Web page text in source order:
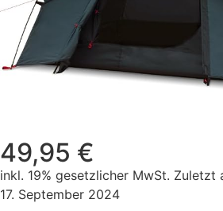
49,95 €
inkl. 19% gesetzlicher MwSt. Zuletzt
17. September 2024